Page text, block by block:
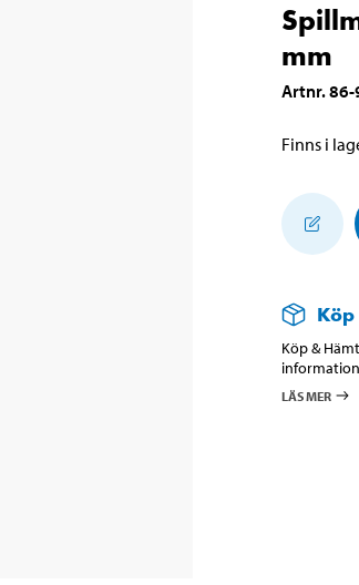
mm
Artnr.86-
Finns i
Köp &
LÄS MER